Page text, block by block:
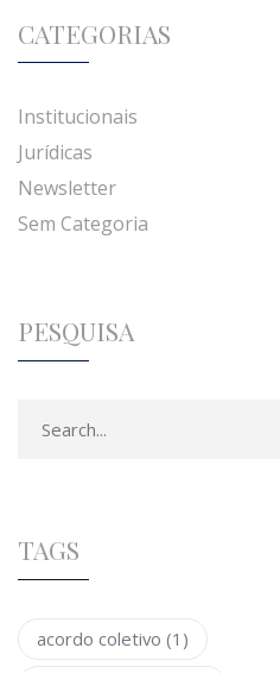
CATEGORIAS
Institucionais
Jurídicas
Newsletter
Sem Categoria
PESQUISA
TAGS
acordo coletivo (1)